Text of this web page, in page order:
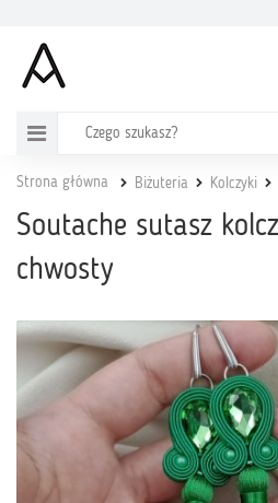
Strona główna Biżuteria Kolczyki
Soutache sutasz
chwosty